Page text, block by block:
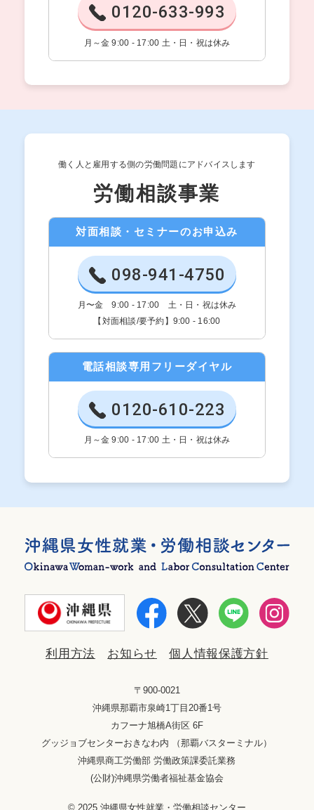
0120-633-993
月～金 9:00 - 17:00 土・日・祝は休み
働く人と雇用する側の労働問題にアドバイスします
労働相談事業
対面相談・セミナーのお申込み
098-941-4750
月〜金 9:00 - 17:00 土・日・祝は休み
【対面相談/要予約】9:00 - 16:00
電話相談専用フリーダイヤル
0120-610-223
月～金 9:00 - 17:00 土・日・祝は休み
利用方法 お知らせ 個人情報保護方針
〒900-0021
沖縄県那覇市泉崎1丁目20番1号
カフーナ旭橋A街区 6F
グッジョブセンターおきなわ内 （那覇バスターミナル）
沖縄県商工労働部 労働政策課委託業務
(公財)沖縄県労働者福祉基金協会
© 2025 沖縄県女性就業・労働相談センター